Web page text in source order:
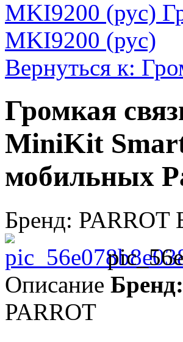
MKI9200 (рус)
MKI9200 (рус)
Вернуться к:
Громкая
MiniKit
мобильных
Бренд: PARROT
Описание Бренд:
PARROT